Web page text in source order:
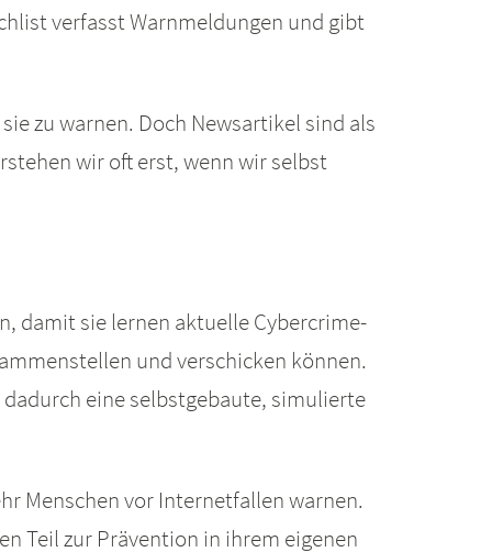
verfasst Warnmeldungen und gibt
zu warnen. Doch Newsartikel sind als
wir oft erst, wenn wir selbst
damit sie lernen aktuelle Cybercrime-
und verschicken können.
eine selbstgebaute, simulierte
Menschen vor Internetfallen warnen.
Teil zur Prävention in ihrem eigenen